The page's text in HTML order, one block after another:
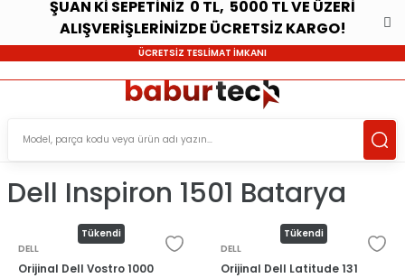
ŞUAN Kİ SEPETİNİZ 0 TL, 5000 TL VE ÜZERİ
ALIŞVERİŞLERİNİZDE ÜCRETSİZ KARGO!
ÜCRETSİZ TESLİMAT İMKANI
Dell Inspiron 1501 Batarya
Tükendi
DELL
Orijinal Dell Vostro 1000
Tükendi
DELL
Orijinal Dell Latitude 131